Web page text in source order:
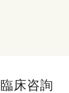
臨床咨詢